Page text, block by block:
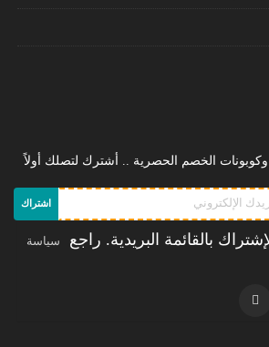
وكوبونات الخصم الحصرية .. أشترك لتصلك أولاً
اشتراك
بالقائمة البريدية. راجع
سياسة